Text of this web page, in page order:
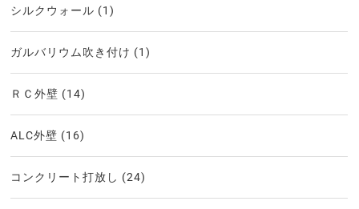
シルクウォール (1)
ガルバリウム吹き付け (1)
ＲＣ外壁 (14)
ALC外壁 (16)
コンクリート打放し (24)